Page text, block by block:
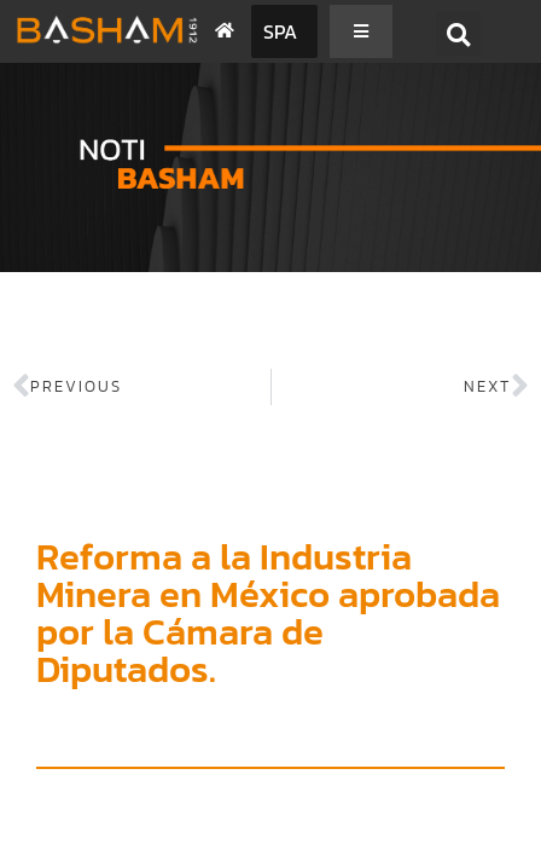
SPA
PREVIOUS NEXT
Reforma a la Industria
Minera en México aprobada
por la Cámara de
Diputados.